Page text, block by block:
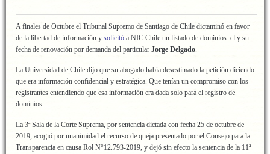
A finales de Octubre el Tribunal Supremo de Santiago de Chile dictaminó en favor
de la libertad de información y solicitó a NIC Chile un listado de dominios .cl y su
fecha de renovación por demanda del particular Jorge Delgado.
La Universidad de Chile dijo que su abogado había desestimado la petición diciendo
que era información confidencial y estratégica. Que tenían un compromiso con los
registrantes entendiendo que esa información era dada solo para el registro de
dominios.
La 3ª Sala de la Corte Suprema, por sentencia dictada con fecha 25 de octubre de
2019, acogió por unanimidad el recurso de queja presentado por el Consejo para la
Transparencia en causa Rol N°12.793-2019, y dejó sin efecto la sentencia de la 11ª